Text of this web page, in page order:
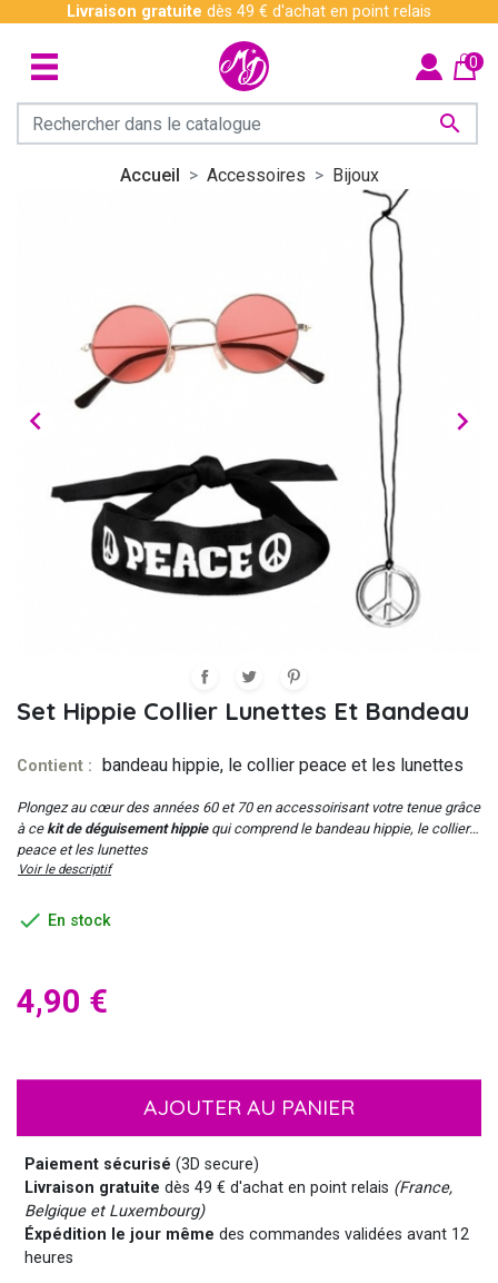
Livraison gratuite dès 49 € d'achat en point relais

0
Accueil Accessoires Bijoux
 
Set Hippie Collier Lunettes Et Bandeau
Contient : bandeau hippie, le collier peace et les lunettes
Plongez au cœur des années 60 et 70 en accessoirisant votre tenue grâce
à cekit de déguisement hippiequi comprend le bandeau hippie, le collier
peace et les lunettes
Voir le descriptif
 En stock
4,90 €
AJOUTER AU PANIER
Paiement sécurisé (3D secure)
Livraison gratuite dès 49 € d'achat en point relais (France,
Belgique et Luxembourg)
Éxpédition le jour même des commandes validées avant 12
heures